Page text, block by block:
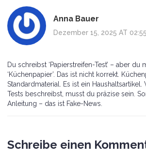
Anna Bauer
Dezember 15, 2025 AT 02:55
Du schreibst ‘Papierstreifen-Test’ – aber du
‘Küchenpapier’. Das ist nicht korrekt.
Standardmaterial. Es ist ein
Tests beschreibst, musst du präzise sein.
Anleitung – das ist Fake-News.
Schreibe einen